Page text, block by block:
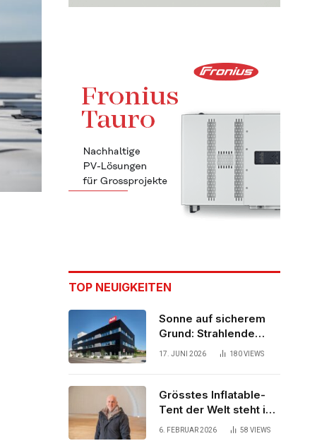
TOP NEUIGKEITEN
Sonne auf sicherem
Grund: Strahlende
Aussichten für neues
17. JUNI 2026 180VIEWS
Grösstes Inflatable-
Tent der Welt steht in
der Schweiz
6. FEBRUAR 2026 58 VIEWS